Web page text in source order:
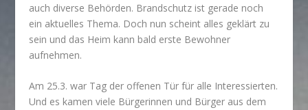
auch diverse Behörden. Brandschutz ist gerade noch
ein aktuelles Thema. Doch nun scheint alles geklärt zu
sein und das Heim kann bald erste Bewohner
aufnehmen.
Am 25.3. war Tag der offenen Tür für alle Interessierten.
Und es kamen viele Bürgerinnen und Bürger aus dem